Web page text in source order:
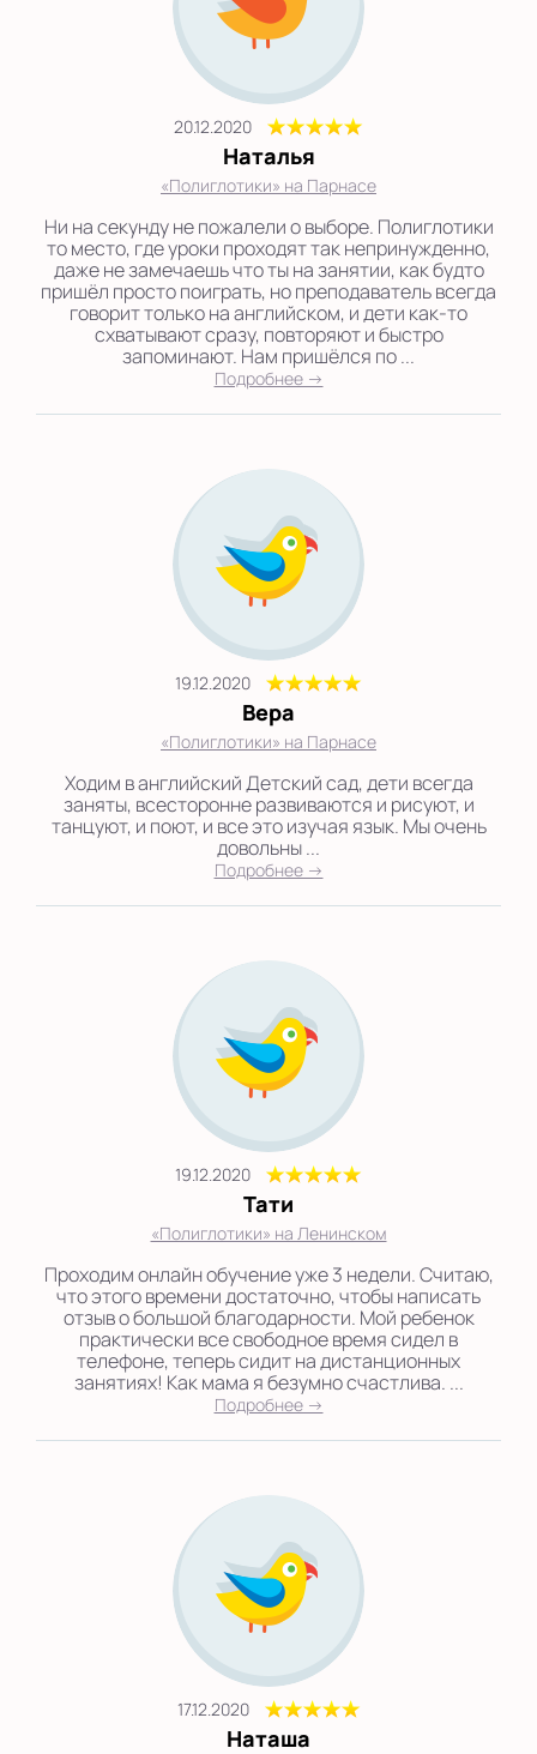
20.12.2020
Наталья
«Полиглотики» на Парнасе
Ни на секунду не пожалели о выборе. Полиглотики
то место, где уроки проходят так непринужденно,
даже не замечаешь что ты на занятии, как будто
пришёл просто поиграть, но преподаватель всегда
говорит только на английском, и дети как-то
схватывают сразу, повторяют и быстро
запоминают. Нам пришёлся по ...
Подробнее →
19.12.2020
Вера
«Полиглотики» на Парнасе
Ходим в английский Детский сад, дети всегда
заняты, всесторонне развиваются и рисуют, и
танцуют, и поют, и все это изучая язык. Мы очень
довольны ...
Подробнее →
19.12.2020
Тати
«Полиглотики» на Ленинском
Проходим онлайн обучение уже 3 недели. Считаю,
что этого времени достаточно, чтобы написать
отзыв о большой благодарности. Мой ребенок
практически все свободное время сидел в
телефоне, теперь сидит на дистанционных
занятиях! Как мама я безумно счастлива. ...
Подробнее →
17.12.2020
Наташа